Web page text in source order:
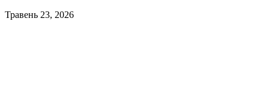
Травень 23, 2026